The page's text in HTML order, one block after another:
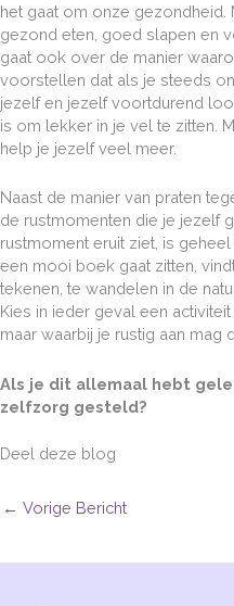
het gaat om onze
gezond eten, goed slapen en
gaat ook over de manier
voorstellen dat als je steeds
jezelf en jezelf voortdurend
is om lekker in je vel te zitten.
help je jezelf veel meer.
Naast de manier van praten
de rustmomenten die je jezelf
rustmoment eruit ziet, is
een mooi boek gaat zitten,
tekenen, te wandelen in de
Kies in ieder geval een
maar waarbij je rustig aan mag
Als je dit allemaal hebt
zelfzorg gesteld?
Deel deze blog
← Vorige Bericht